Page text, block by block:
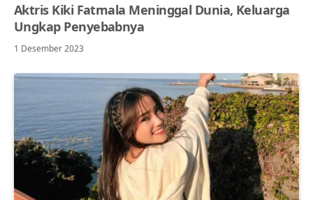
Aktris Kiki Fatmala Meninggal Dunia, Keluarga
Ungkap Penyebabnya
1 Desember 2023